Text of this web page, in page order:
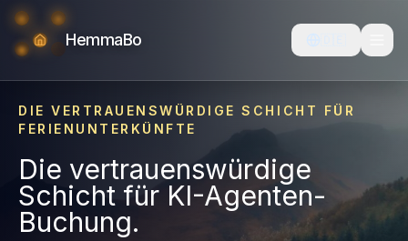
HemmaBo
DIE VERTRAUENSWÜRDIGE SCHICHT FÜR
FERIENUNTERKÜNFTE
Die vertrauenswürdige
Schicht für KI-Agenten-
Buchung.